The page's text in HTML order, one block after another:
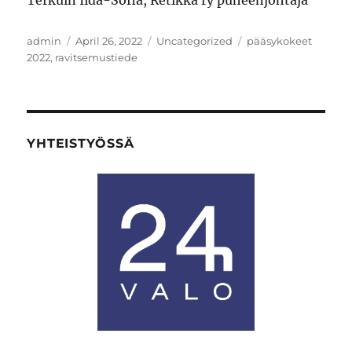
Author
admin
Posted
on
April 26, 2022 Categories
Uncategorized Tags
pääsykokeet
2022, ravitsemustiede
YHTEISTYÖSSÄ